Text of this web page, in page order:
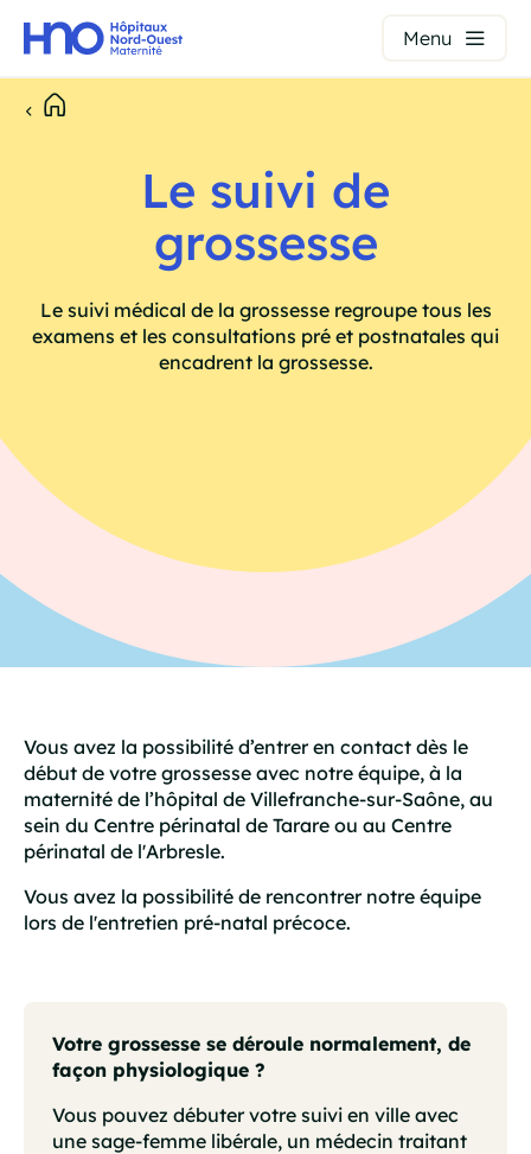
Menu
d'ArianeLe suivi de
grossesse
Le suivi médical de la grossesse regroupe tous les
examens et les consultations pré et postnatales qui
encadrent la grossesse.
Vous avez la possibilité d’entrer en contact dès le
début de votre grossesse avec notre équipe, à la
maternité de l’hôpital de Villefranche-sur-Saône, au
sein du Centre périnatal de Tarare ou au Centre
périnatal de l'Arbresle.
Vous avez la possibilité de rencontrer notre équipe
lors de l'entretien pré-natal précoce.
Votre grossesse se déroule normalement, de
façon physiologique ?
Vous pouvez débuter votre suivi en ville avec
une sage-femme libérale, un médecin traitant